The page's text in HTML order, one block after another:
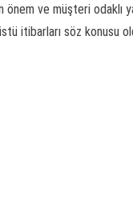
ve müşteri odaklı
söz konusu